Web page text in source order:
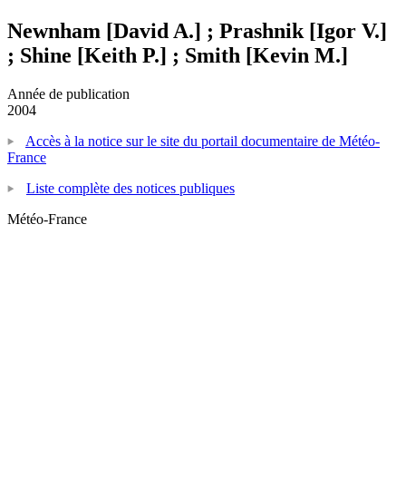
Newnham [David A.] ; Prashnik [Igor V.]
; Shine [Keith P.] ; Smith [Kevin M.]
Année de publication
2004
Accès à la notice sur le site du portail documentaire de Météo-
France
Liste complète des notices publiques
Météo-France